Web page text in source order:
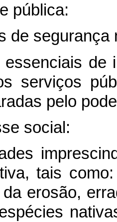
pública:
de
de
serviços
pelo
social:
tais
erosão,